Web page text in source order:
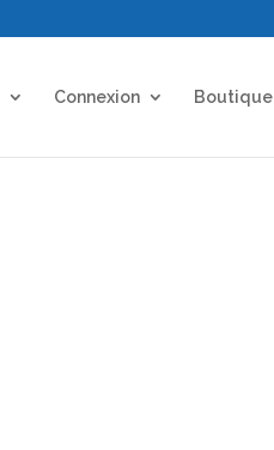
Connexion Boutique